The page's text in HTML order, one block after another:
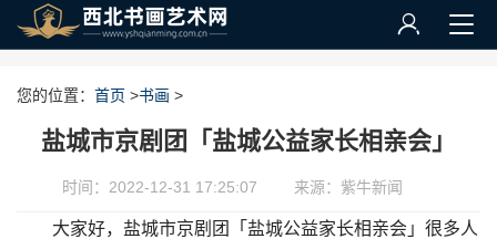
您的位置： 首页 >书画 >
盐城市京剧团「盐城公益家长相亲会」
时间：2022-12-31 17:25:07 来源：紫牛新闻
大家好，盐城市京剧团「盐城公益家长相亲会」很多人